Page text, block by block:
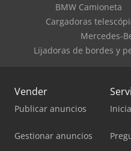
BMW Camioneta
Cargadoras
Mercedes-
Lijadoras de bordes y
Vender
Publicar anuncios
Gestionar anuncios